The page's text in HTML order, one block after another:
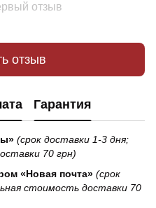
отзыв
отзыв
Гарантия
(срок доставки 1-3 дня;
70 грн)
«Новая почта» (срок
стоимость доставки 70